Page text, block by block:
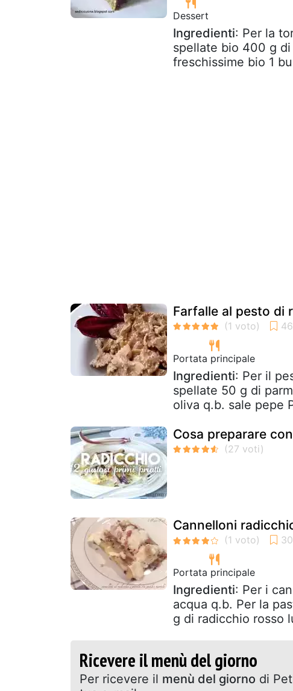
Dessert
Ingredienti: Per la
spellate bio 400 g
freschissime bio 1
Farfalle al pesto di
Portata principale
Ingredienti: Per il
spellate 50 g di
oliva q.b. sale pepe
Cosa preparare
Cannelloni
Portata principale
Ingredienti: Per i
acqua q.b. Per la
g di radicchio rosso
Ricevere il menù del giorno
Per ricevere il menù del giorno di